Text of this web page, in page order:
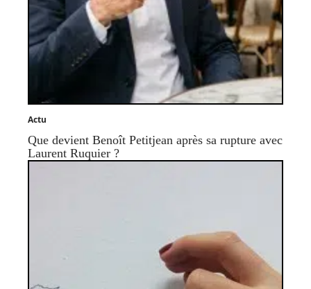
Actu
Que devient Benoît Petitjean après sa rupture avec
Laurent Ruquier ?